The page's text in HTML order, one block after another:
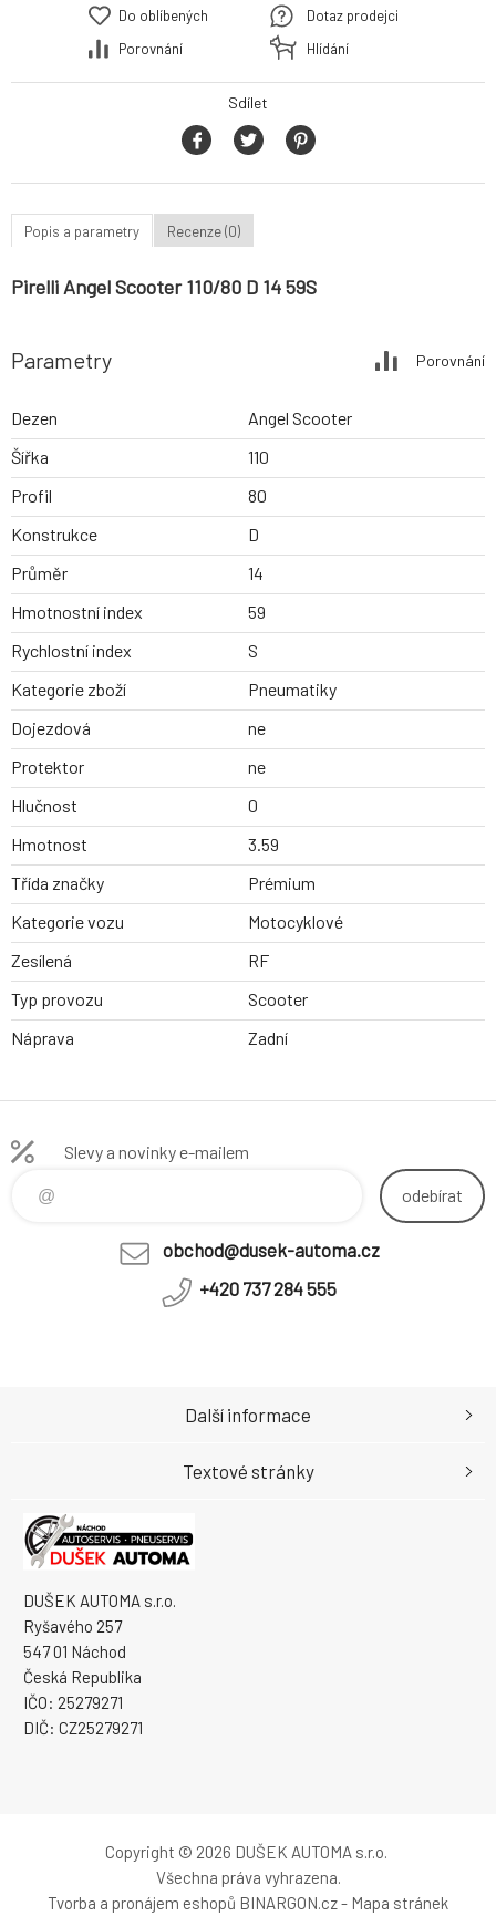
Do oblíbených
Porovnání
Dotaz prodejci
Hlídání
Sdílet
Popis a parametry Recenze (0)
Pirelli Angel Scooter 110/80 D 14 59S
Parametry Porovnání
Dezen
Angel Scooter
Šířka
110
Profil
80
Konstrukce
D
Průměr
14
Hmotnostní index
59
Rychlostní index
S
Kategorie zboží
Pneumatiky
Dojezdová
ne
Protektor
ne
Hlučnost
0
Hmotnost
3.59
Třída značky
Prémium
Kategorie vozu
Motocyklové
Zesílená
RF
Typ provozu
Scooter
Náprava
Zadní
Slevy a novinky e-mailem
odebírat
obchod@dusek-automa.cz
+420 737 284 555
DUŠEK AUTOMA s.r.o.
Ryšavého 257
547 01 Náchod
Česká Republika
IČO: 25279271
DIČ: CZ25279271
Další informace
Textové stránky
Copyright © 2026 DUŠEK AUTOMA s.r.o.
Všechna práva vyhrazena.
Tvorba a pronájem eshopů BINARGON.cz- Mapa stránek